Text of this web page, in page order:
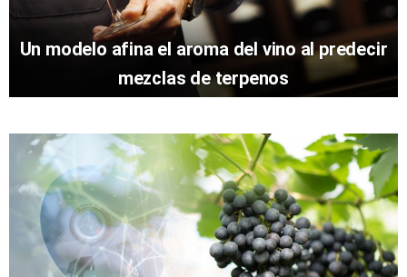
Un modelo afina el aroma del vino al predecir
mezclas de terpenos